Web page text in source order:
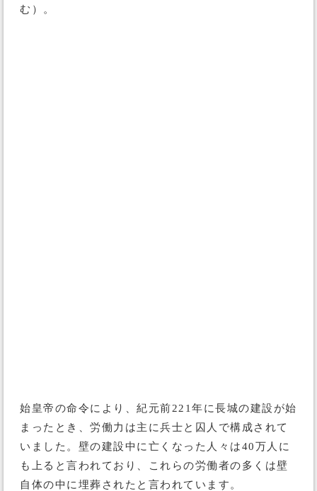
む）。
始皇帝の命令により、紀元前221年に長城の建設が始
まったとき、労働力は主に兵士と囚人で構成されて
いました。壁の建設中に亡くなった人々は40万人に
も上ると言われており、これらの労働者の多くは壁
自体の中に埋葬されたと言われています。